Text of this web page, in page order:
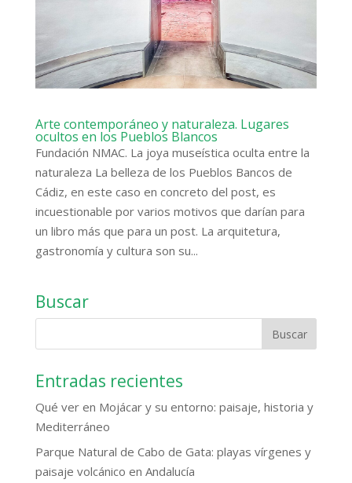
Arte contemporáneo y naturaleza. Lugares
ocultos en los Pueblos Blancos
Fundación NMAC. La joya museística oculta entre la
naturaleza La belleza de los Pueblos Bancos de
Cádiz, en este caso en concreto del post, es
incuestionable por varios motivos que darían para
un libro más que para un post. La arquitetura,
gastronomía y cultura son su...
Buscar
Entradas recientes
Qué ver en Mojácar y su entorno: paisaje, historia y
Mediterráneo
Parque Natural de Cabo de Gata: playas vírgenes y
paisaje volcánico en Andalucía